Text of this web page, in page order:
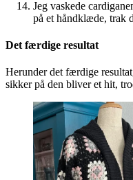
Jeg vaskede
på et håndklæde, trak
Det færdige resultat
Herunder det færdige
sikker på den bliver et hit,